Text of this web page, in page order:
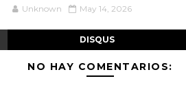
Unknown May 14, 2026
DISQUS
NO HAY COMENTARIOS: